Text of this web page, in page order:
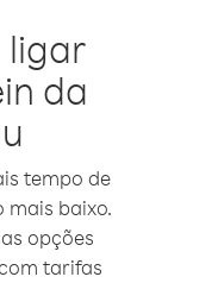
ligar
da
tempo de
mais baixo.
opções
tarifas